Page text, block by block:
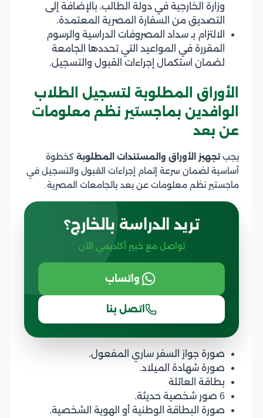
وزارة الخارجية في دولة الطالب، بالإضافة إلى
التصديق من السفارة المصرية المعتمدة.
الالتزام بـ سداد المصروفات الدراسية والرسوم
المقررة في المواعيد التي تحددها الجامعة
لضمان استكمال إجراءات القبول والتسجيل.
الأوراق المطلوبة لتسجيل الطلاب
الوافدين بماجستير نظم معلومات
عن بعد
يجبتجهيز الأوراق والمستندات المطلوبة كخطوة
أساسية لضمان سرعة إتمام إجراءات القبول والتسجيل في
ماجستير نظم معلومات عن بعد بالجامعات المصرية.
تريد الدراسة بالخارج؟
تواصل مع خبير أكاديمي الآن
واتساب
اتصل بنا
صورة جواز السفر ساري المفعول.
صورة شهادة الميلاد.
بطاقة العائلة
6 صور شخصية حديثة.
صورة البطاقة الوطنية أو الهوية الشخصية.